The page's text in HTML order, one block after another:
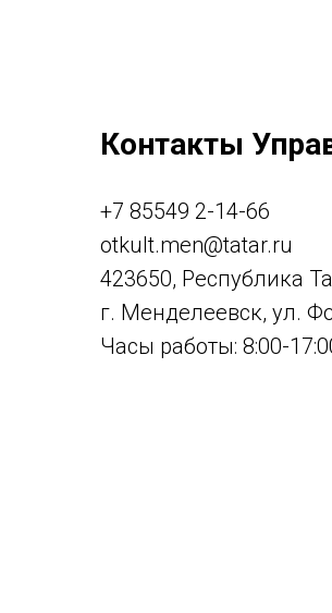
Контакты
+7 85549 2-14-66
otkult.men@tatar.ru
423650, Республика
г. Менделеевск, ул.
Часы работы: 8:00-